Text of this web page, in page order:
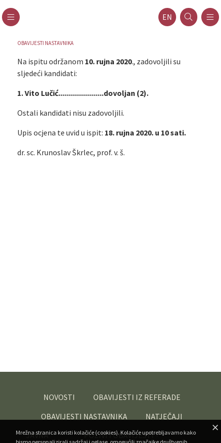
EN
OBAVIJESTI NASTAVNIKA
Na ispitu održanom 10. rujna 2020., zadovoljili su
sljedeći kandidati:
1. Vito Lučić.......................dovoljan (2).
Ostali kandidati nisu zadovoljili.
Upis ocjena te uvid u ispit: 18. rujna 2020. u 10 sati.
dr. sc. Krunoslav Škrlec, prof. v. š.
NOVOSTI
OBAVIJESTI IZ REFERADE
OBAVIJESTI NASTAVNIKA
NATJEČAJI
JAVNA
POZIVI I OBAVIJESTI -
Mrežna stranica koristi kolačiće (cookies). Kolačiće upotrebljavamo kako